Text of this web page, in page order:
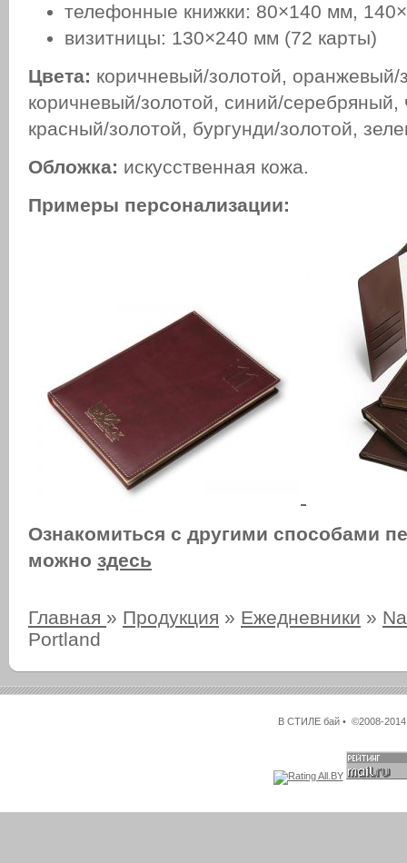
телефонные книжки: 80×140 мм,
визитницы: 130×240 мм (72 карты)
Цвета: коричневый/золотой, оранжевый/
коричневый/золотой, синий/серебряный,
красный/золотой, бургунди/золотой,
Обложка: искусственная кожа.
Примеры персонализации:
Ознакомиться с другими способами
можно здесь
Главная » Продукция » Ежедневники »
Portland
В СТИЛЕ бай • ©2008-